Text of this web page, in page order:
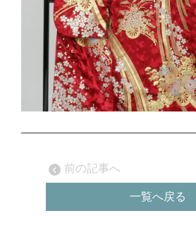
前の記事へ
一覧へ戻る